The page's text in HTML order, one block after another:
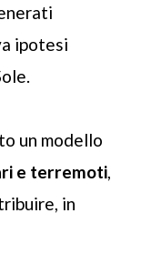
ipotesi
un modello
e terremoti,
in